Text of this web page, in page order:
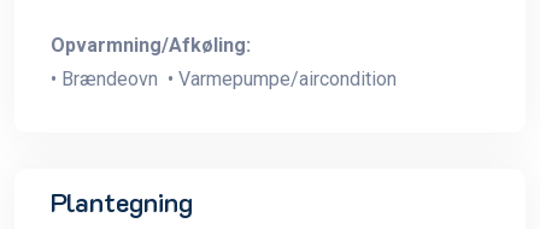
Opvarmning/Afkøling:
• Brændeovn • Varmepumpe/aircondition
Plantegning